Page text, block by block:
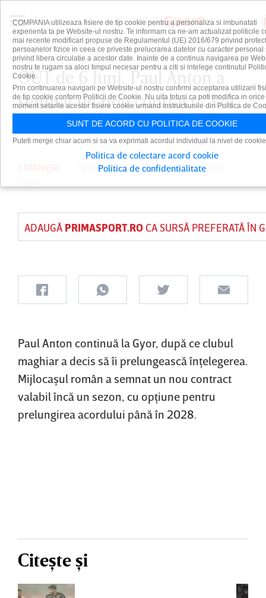
OUT de 6 luni, Paul Anton a
semnat un nou contract: "Voi
reveni"
PUBLICAT DEPRIMA SPORTPE 10 MAI
ADAUGĂ PRIMASPORT.ROCA SURSĂ PREFERATĂ ÎN
Paul Anton continuă la Gyor, după ce clubul
maghiar a decis să îi prelungească înţelegerea.
Mijlocaşul român a semnat un nou contract
valabil încă un sezon, cu opţiune pentru
prelungirea acordului până în 2028.
Citește și
COMPANIA utilizeaza fisiere de tip cookie pentru a personaliza si imbunatati
experienta ta pe Website-ul nostru. Te informam ca ne-am actualizat politicile
mai recente modificari propuse de Regulamentul (UE) 2016/679 privind
persoanelor fizice in ceea ce priveste prelucrarea datelor cu caracter personal
privind libera circulatie a acestor date. Inainte de a continua navigarea pe
nostru te rugam sa aloci timpul necesar pentru a citi si intelege continutul
Cookie.
Prin continuarea navigarii pe Website-ul nostru confirmi acceptarea utilizarii
de tip cookie conform Politicii de Cookie. Nu uita totusi ca poti modifica in orice
moment setarile acestor fisiere cookie urmand instructiunile din Politica de
SUNT DE ACORD CU POLITICA DE COOKIE
Puteti merge chiar acum si sa va exprimati acordul individual la nivel de
Politica de colectare acord cookie
Politica de confidentialitate